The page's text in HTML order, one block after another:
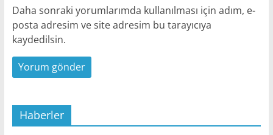
Daha sonraki yorumlarımda kullanılması için adım, e-
posta adresim ve site adresim bu tarayıcıya
kaydedilsin.
Haberler